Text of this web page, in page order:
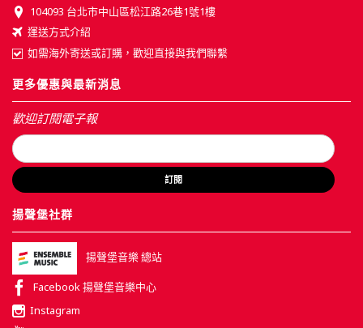
104093 台北市中山區松江路26巷1號1樓
運送方式介紹
如需海外寄送或訂購，歡迎直接與我們聯繫
更多優惠與最新消息
歡迎訂閱電子報
訂閱
揚聲堡社群
揚聲堡音樂 總站
Facebook 揚聲堡音樂中心
Instagram